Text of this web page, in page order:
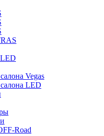
Vegas
LED
Road